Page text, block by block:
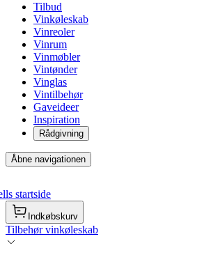
Tilbud
Vinkøleskab
Vinreoler
Vinrum
Vinmøbler
Vintønder
Vinglas
Vintilbehør
Gaveideer
Inspiration
Rådgivning
Åbne navigationen
startside
Indkøbskurv
Tilbehør vinkøleskab